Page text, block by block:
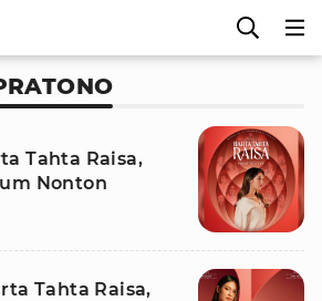
Tahta Raisa,
Nonton
Tahta Raisa,